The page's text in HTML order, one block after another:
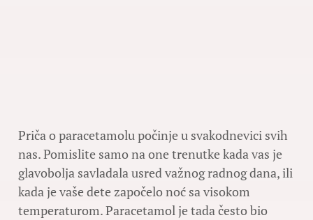
Priča o paracetamolu počinje u svakodnevici svih
nas. Pomislite samo na one trenutke kada vas je
glavobolja savladala usred važnog radnog dana, ili
kada je vaše dete započelo noć sa visokom
temperaturom. Paracetamol je tada često bio